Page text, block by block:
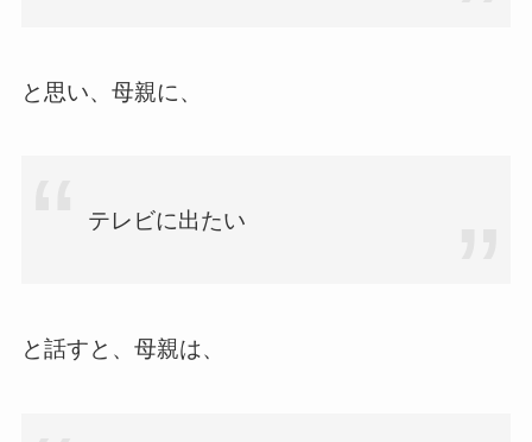
と思い、母親に、
テレビに出たい
と話すと、母親は、